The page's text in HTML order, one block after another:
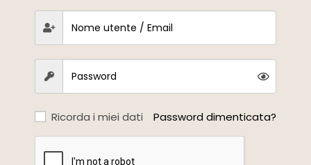
Ricorda i miei dati Password dimenticata?